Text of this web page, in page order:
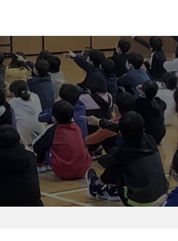
茨城県 埼玉県 千葉県 東京都 富山
京都府 島根県 山口県 徳島県 香川
検索